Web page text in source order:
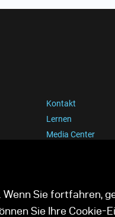
Kontakt
Lernen
Media Center
Sie fortfahren,
Sie Ihre Cookie-